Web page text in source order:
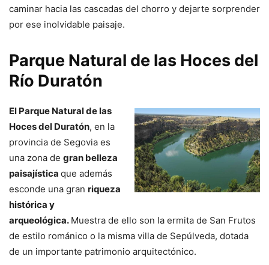
caminar hacia las cascadas del chorro y dejarte sorprender
por ese inolvidable paisaje.
Parque Natural de las Hoces del
Río Duratón
El Parque Natural de las
Hoces del Duratón, en la
provincia de Segovia es
una zona de gran belleza
paisajística que además
esconde una gran riqueza
histórica y
arqueológica. Muestra de ello son la ermita de San Frutos
de estilo románico o la misma villa de Sepúlveda, dotada
de un importante patrimonio arquitectónico.